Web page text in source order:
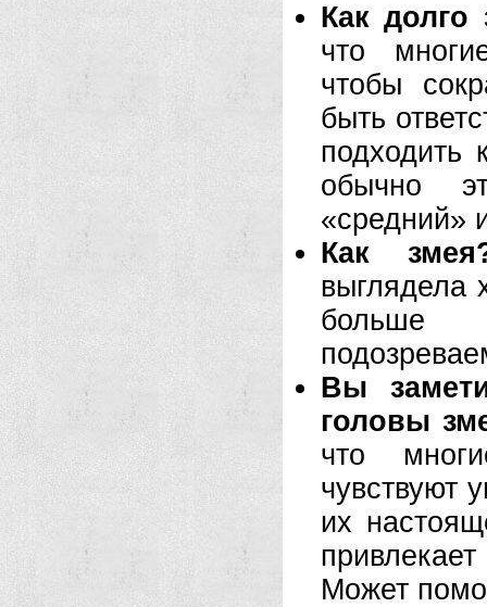
Как долго
что
чтобы
быть
подходить
обычно
«средний»
Как
выглядела
больше
Вы
головы
что
чувствуют
их
Может